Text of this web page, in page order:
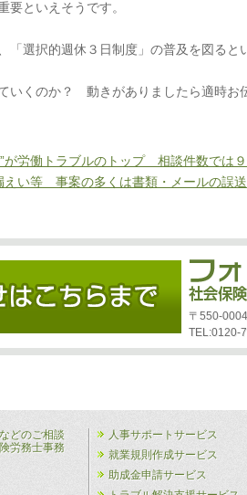
要といえそうです。
「選択的週休３日制度」の普及を図ると
いくのか？ 動きがありましたら適時お
が労働トラブルのトップ 相談件数では
えい等 事案の多くは書類・メールの誤
〒550-
TEL:0120-
どのご相談
労務士事務
人事サポートサービス
就業規則作成サービス
助成金申請サービス